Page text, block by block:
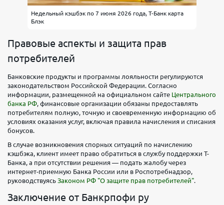
Недельный кэшбэк по 7 июня 2026 года, Т-Банк карта
Блэк
Правовые аспекты и защита прав
потребителей
Банковские продукты и программы лояльности регулируются
законодательством Российской Федерации. Согласно
информации, размещенной на официальном сайте Центрального
банка РФ, финансовые организации обязаны предоставлять
потребителям полную, точную и своевременную информацию об
условиях оказания услуг, включая правила начисления и списания
бонусов.
В случае возникновения спорных ситуаций по начислению
кэшбэка, клиент имеет право обратиться в службу поддержки Т-
Банка, а при отсутствии решения — подать жалобу через
интернет-приемную Банка России или в Роспотребнадзор,
руководствуясь Законом РФ "О защите прав потребителей".
Заключение от Банкрпофи ру